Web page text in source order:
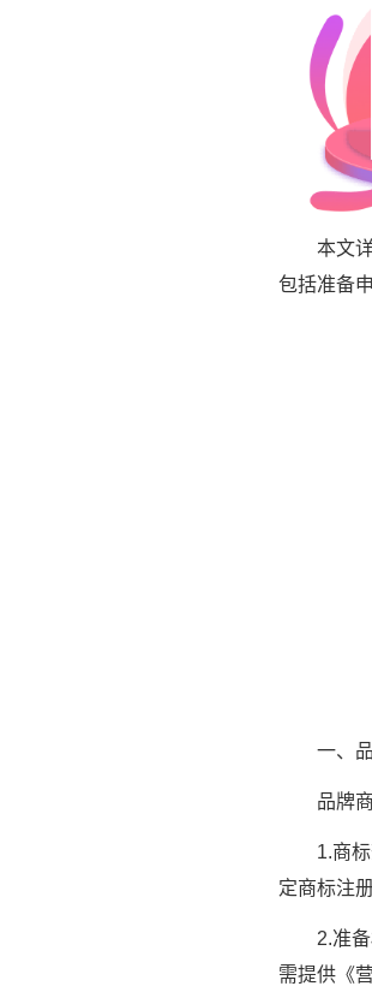
本文详
包括准备
一、品
品牌商
1.商标查
定商标注
2.准备材
需提供《